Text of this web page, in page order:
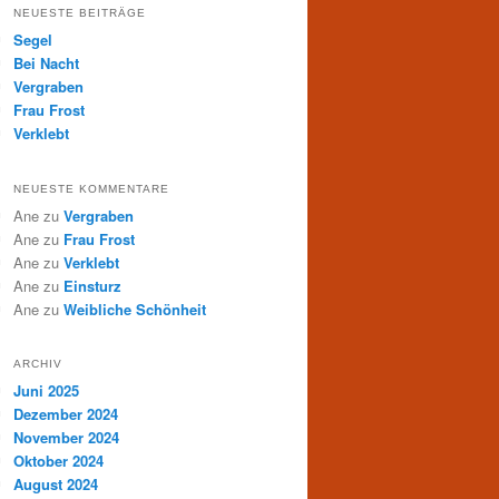
NEUESTE BEITRÄGE
Segel
Bei Nacht
Vergraben
Frau Frost
Verklebt
NEUESTE KOMMENTARE
Ane zu Vergraben
Ane zu Frau Frost
Ane zu Verklebt
Ane zu Einsturz
Ane zu Weibliche Schönheit
ARCHIV
Juni 2025
Dezember 2024
November 2024
Oktober 2024
August 2024